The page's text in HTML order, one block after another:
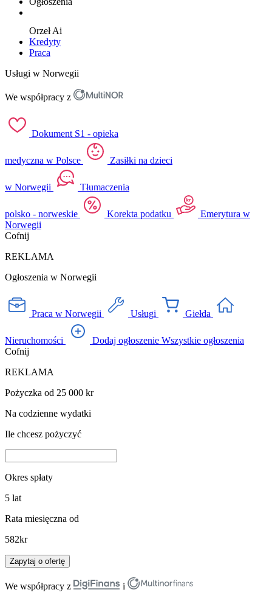
OrzełAi
Kredyty
Praca
Usługi w Norwegii
We współpracy z
Dokument S1 - opieka
medyczna w Polsce Zasiłki na dzieci
w Norwegii Tłumaczenia
polsko - norweskie Korekta podatku
Emerytura w
Norwegii
Cofnij
REKLAMA
Ogłoszenia w Norwegii
Praca w Norwegii Usługi Giełda
Nieruchomości Dodaj ogłoszenie Wszystkie ogłoszenia
Cofnij
REKLAMA
Pożyczka od 25 000 kr
Na codzienne wydatki
Ile chcesz pożyczyć
Okres spłaty
5 lat
Rata miesięczna od
582kr
Zapytaj o ofertę
We współpracy z
i